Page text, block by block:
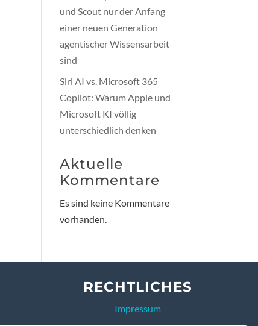
und Scout nur der Anfang
einer neuen Generation
agentischer Wissensarbeit
sind
Siri AI vs. Microsoft 365
Copilot: Warum Apple und
Microsoft KI völlig
unterschiedlich denken
Aktuelle
Kommentare
Es sind keine Kommentare
vorhanden.
RECHTLICHES
Impressum